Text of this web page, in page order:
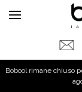
Bobool rimane chiuso